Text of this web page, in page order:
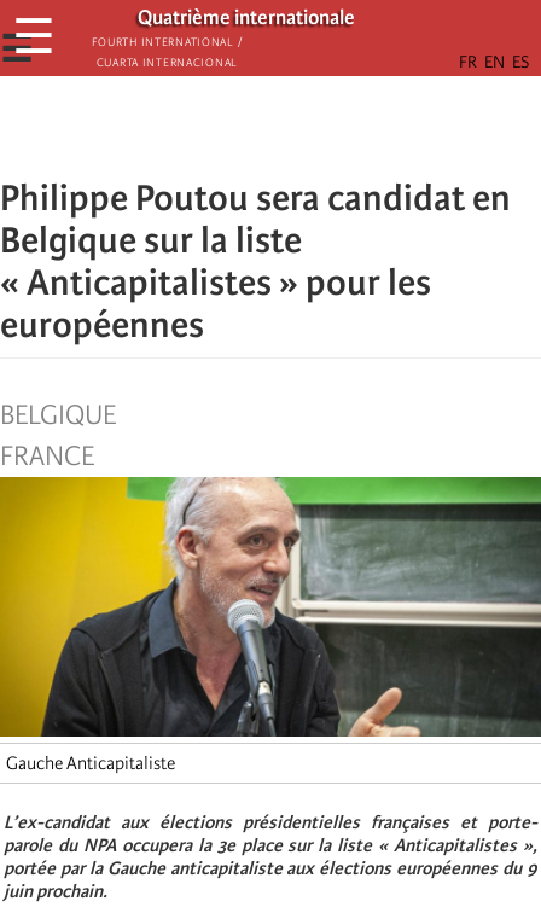
Skip
to
main
Quatrième internationale
Fourth International /
Cuarta Internacional
☰
☰
Philippe Poutou sera candidat en
Belgique sur la liste
« Anticapitalistes » pour les
européennes
BELGIQUE
FRANCE
Gauche Anticapitaliste
L’ex-candidat aux élections présidentielles françaises et porte-
parole du NPA occupera la 3e place sur la liste « Anticapitalistes »,
portée par la Gauche anticapitaliste aux élections européennes du 9
juin prochain.